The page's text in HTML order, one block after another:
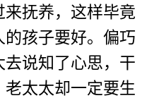
抚养，这样毕竟
孩子要好。偏巧
说知了心思，干
太太却一定要生